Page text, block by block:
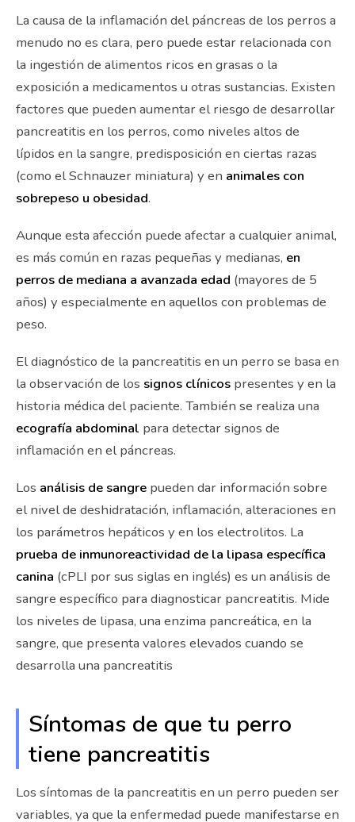
La causa de la inflamación del páncreas de los perros a
menudo no es clara, pero puede estar relacionada con
la ingestión de alimentos ricos en grasas o la
exposición a medicamentos u otras sustancias. Existen
factores que pueden aumentar el riesgo de desarrollar
pancreatitis en los perros, como niveles altos de
lípidos en la sangre, predisposición en ciertas razas
(como el Schnauzer miniatura) y en animales con
sobrepeso u obesidad.
Aunque esta afección puede afectar a cualquier animal,
es más común en razas pequeñas y medianas, en
perros de mediana a avanzada edad (mayores de 5
años) y especialmente en aquellos con problemas de
peso.
El diagnóstico de la pancreatitis en un perro se basa en
la observación de los signos clínicos presentes y en la
historia médica del paciente. También se realiza una
ecografía abdominal para detectar signos de
inflamación en el páncreas.
Los análisis de sangre pueden dar información sobre
el nivel de deshidratación, inflamación, alteraciones en
los parámetros hepáticos y en los electrolitos. La
prueba de inmunoreactividad de la lipasa específica
canina (cPLI por sus siglas en inglés) es un análisis de
sangre específico para diagnosticar pancreatitis. Mide
los niveles de lipasa, una enzima pancreática, en la
sangre, que presenta valores elevados cuando se
desarrolla una pancreatitis
Síntomas de que tu perro
tiene pancreatitis
Los síntomas de la pancreatitis en un perro pueden ser
variables, ya que la enfermedad puede manifestarse en